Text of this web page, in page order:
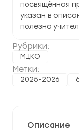
посвящённая
указан в
полезна
Рубрики:
МЦКО
Метки:
2025-2026
Описание